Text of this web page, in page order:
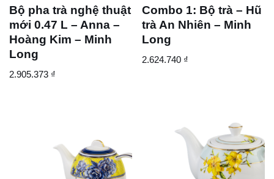
Bộ pha trà nghệ thuật
mới 0.47 L – Anna –
Hoàng Kim – Minh
Long
2.905.373 ₫
Combo 1: Bộ trà – Hũ
trà An Nhiên – Minh
Long
2.624.740 ₫